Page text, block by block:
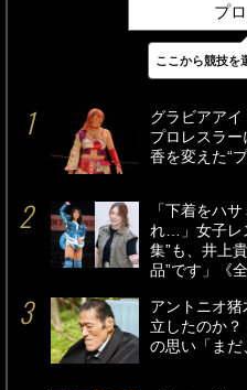
プ
最新 24
グラビアア
プロレスラ
香を変えた“
「下着をハ
れ…」女子レ
集”も、井上
品”です」《
アントニオ
立したのか？
の思い「まだ
ここから競技を